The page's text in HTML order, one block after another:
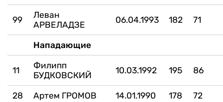
99
Леван
АРВЕЛАДЗЕ
06.04.1993 182 71
Нападающие
11
Филипп
БУДКОВСКИЙ
10.03.1992 195 86
28 Артем ГРОМОВ 14.01.1990 178 72